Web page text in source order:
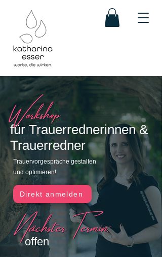
für Trauerrednerinnen &
Trauerredner
Trauervorgespräche gestalten
und optimieren!
Direkt anmelden
offen